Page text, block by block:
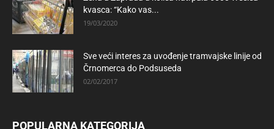
kvasca: “Kako vas...
19/03/2020
Sve veći interes za uvođenje tramvajske linije od
Črnomerca do Podsuseda
02/02/2017
POPULARNA KATEGORIJA